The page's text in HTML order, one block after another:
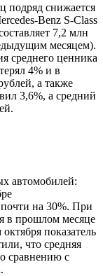
подряд снижается
Benz S-Class
7,2 млн
месяцем).
среднего ценника
4% и в
а также
3,6%, а средний
автомобилей:
на 30%. При
в прошлом месяце
показатель
что средняя
сравнению с